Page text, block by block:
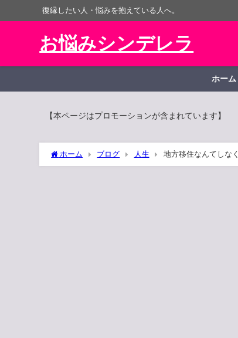
復縁したい人・悩みを抱えている人へ。
お悩みシンデレラ
ホーム
【本ページはプロモーションが含まれています】
ホーム ブログ 人生 地方移住なんてしな